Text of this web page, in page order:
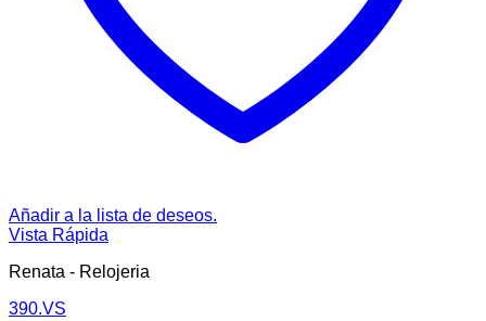
Añadir a la lista de deseos.
Vista Rápida
Renata - Relojeria
390.VS